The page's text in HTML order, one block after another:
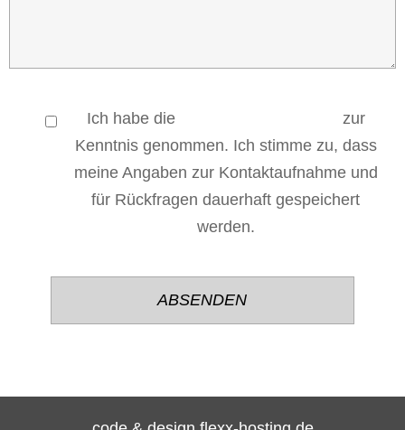
Ich habe die
zur
Kenntnis genommen. Ich stimme zu, dass
meine Angaben zur Kontaktaufnahme und
für Rückfragen dauerhaft gespeichert
werden.